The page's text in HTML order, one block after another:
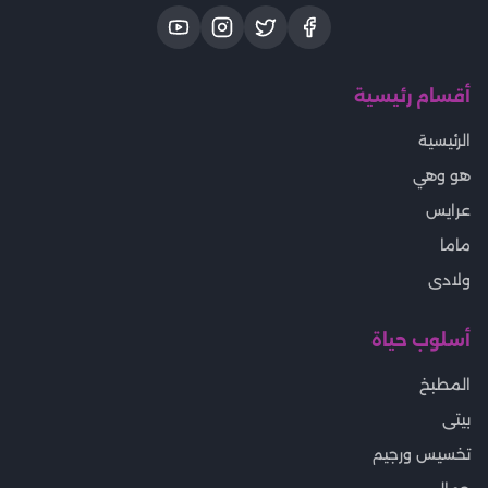
أقسام رئيسية
الرئيسية
هو وهي
عرايس
ماما
ولادى
أسلوب حياة
المطبخ
بيتى
تخسيس ورجيم